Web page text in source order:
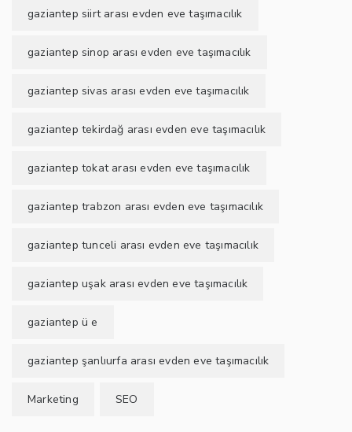
gaziantep siirt arası evden eve taşımacılık
gaziantep sinop arası evden eve taşımacılık
gaziantep sivas arası evden eve taşımacılık
gaziantep tekirdağ arası evden eve taşımacılık
gaziantep tokat arası evden eve taşımacılık
gaziantep trabzon arası evden eve taşımacılık
gaziantep tunceli arası evden eve taşımacılık
gaziantep uşak arası evden eve taşımacılık
gaziantep ü e
gaziantep şanlıurfa arası evden eve taşımacılık
Marketing SEO